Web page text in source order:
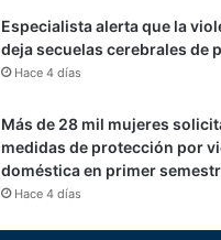
Especialista alerta que la
deja secuelas cerebrales de
Hace 4 días
Más de 28 mil mujeres
medidas de protección por
doméstica en primer
Hace 4 días